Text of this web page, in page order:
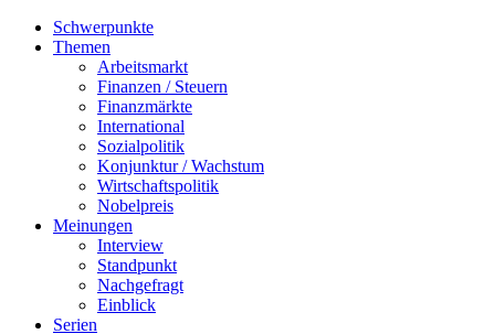
Schwerpunkte
Themen
Arbeitsmarkt
Finanzen / Steuern
Finanzmärkte
International
Sozialpolitik
Konjunktur / Wachstum
Wirtschaftspolitik
Nobelpreis
Meinungen
Interview
Standpunkt
Nachgefragt
Einblick
Serien